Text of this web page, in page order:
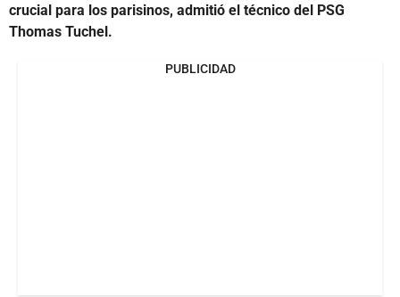
crucial para los parisinos, admitió el técnico del PSG
Thomas Tuchel.
PUBLICIDAD